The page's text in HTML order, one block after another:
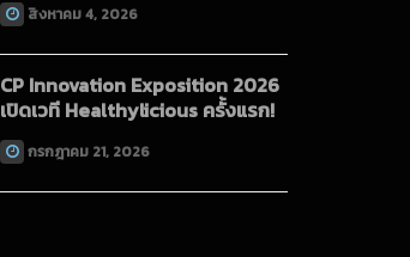
สิงหาคม 4, 2026
CP Innovation Exposition 2026
เปิดเวที Healthylicious ครั้งแรก!
กรกฎาคม 21, 2026